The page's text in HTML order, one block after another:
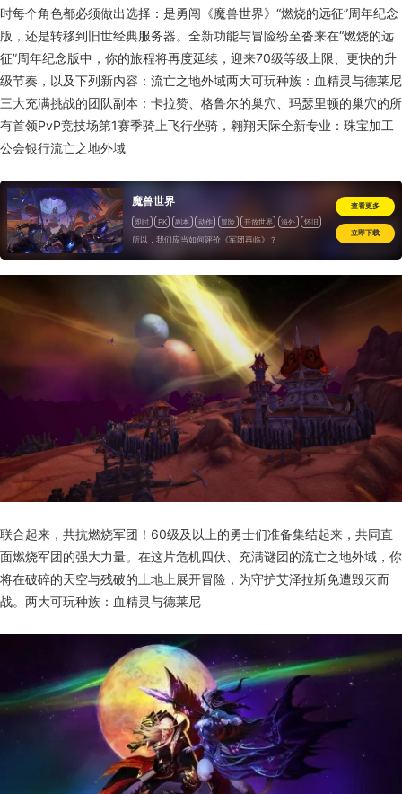
时每个角色都必须做出选择：是勇闯《魔兽世界》“燃烧的远征”周年纪念
版，还是转移到旧世经典服务器。全新功能与冒险纷至沓来在“燃烧的远
征”周年纪念版中，你的旅程将再度延续，迎来70级等级上限、更快的升
级节奏，以及下列新内容：流亡之地外域两大可玩种族：血精灵与德莱尼
三大充满挑战的团队副本：卡拉赞、格鲁尔的巢穴、玛瑟里顿的巢穴的所
有首领PvP竞技场第1赛季骑上飞行坐骑，翱翔天际全新专业：珠宝加工
公会银行流亡之地外域
魔兽世界
即时 PK 副本 动作 冒险 开放世界 海外 怀旧
所以，我们应当如何评价《军团再临》？
查看更多
立即下载
联合起来，共抗燃烧军团！60级及以上的勇士们准备集结起来，共同直
面燃烧军团的强大力量。在这片危机四伏、充满谜团的流亡之地外域，你
将在破碎的天空与残破的土地上展开冒险，为守护艾泽拉斯免遭毁灭而
战。两大可玩种族：血精灵与德莱尼